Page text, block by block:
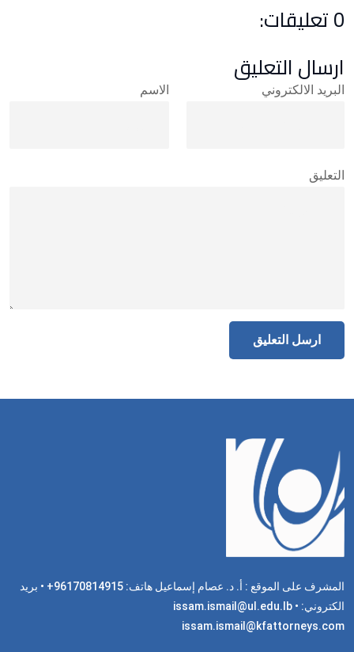
0 تعليقات:
ارسال التعليق
الاسم البريد الالكتروني
التعليق
المشرف على الموقع : أ. د. عصام إسماعيل هاتف: 96170814915+ • بريد
الكتروني: issam.ismail@ul.edu.lb •
issam.ismail@kfattorneys.com